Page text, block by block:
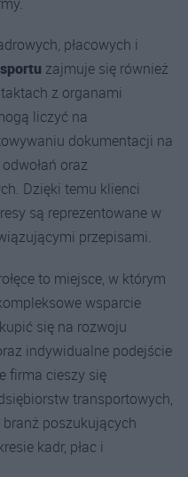
płacowych i
zajmuje się również
z organami
liczyć na
dokumentacji na
oraz
Dzięki temu klienci
są reprezentowane w
przepisami.
to miejsce, w którym
wsparcie
się na rozwoju
indywidualne podejście
firma cieszy się
transportowych,
poszukujących
kadr, płac i